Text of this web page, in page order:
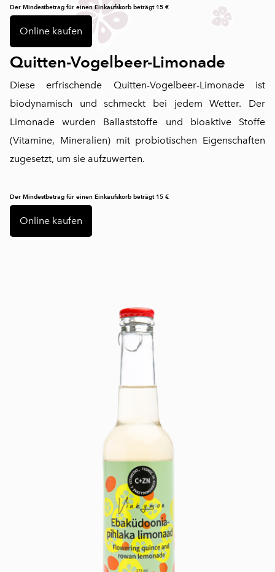
Der Mindestbetrag für einen Einkaufskorb beträgt 15 €
Online kaufen
Quitten-Vogelbeer-Limonade
Diese erfrischende Quitten-Vogelbeer-Limonade ist
biodynamisch und schmeckt bei jedem Wetter. Der
Limonade wurden Ballaststoffe und bioaktive Stoffe
(Vitamine, Mineralien) mit probiotischen Eigenschaften
zugesetzt, um sie aufzuwerten.
Der Mindestbetrag für einen Einkaufskorb beträgt 15 €
Online kaufen